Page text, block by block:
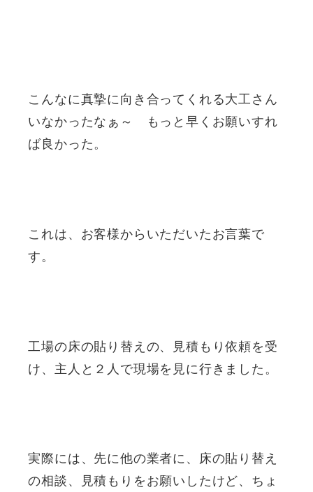
こんなに真摯に向き合ってくれる大工さん
いなかったなぁ～ もっと早くお願いすれ
ば良かった。
これは、お客様からいただいたお言葉で
す。
工場の床の貼り替えの、見積もり依頼を受
け、主人と２人で現場を見に行きました。
実際には、先に他の業者に、床の貼り替え
の相談、見積もりをお願いしたけど、ちょ